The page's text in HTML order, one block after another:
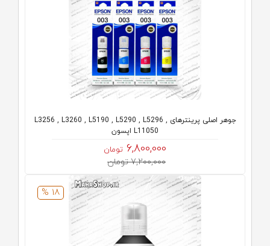
جوهر اصلی پرینترهای L3256 , L3260 , L5190 , L5290 , L5296 ,
L11050 اپسون
6,800,000 تومان
7,200,000 تومان
18 %